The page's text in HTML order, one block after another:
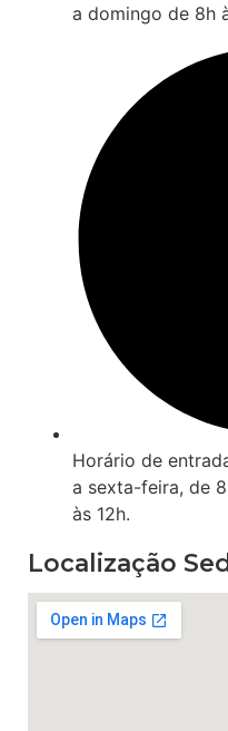
a domingo de 8h
Horário de
a sexta-feira, de
às 12h.
Localização